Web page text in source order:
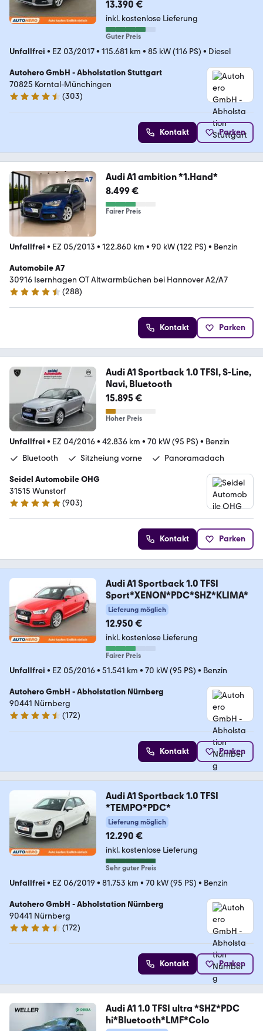
13.390 €
inkl. kostenlose Lieferung
Guter Preis
Unfallfrei • EZ 03/2017• 115.681 km • 85 kW (116 PS) • Diesel
Autohero GmbH - Abholstation Stuttgart
70825 Korntal-Münchingen
4.4 Sterne
(303)
Kontakt Parken
Audi A1 ambition *1.Hand*
8.499 €
Fairer Preis
Unfallfrei • EZ 05/2013 • 122.860 km • 90 kW (122 PS) • Benzin
Automobile A7
30916 Isernhagen OT Altwarmbüchen bei Hannover A2/A7
4.7 Sterne
(288)
Kontakt Parken
Audi A1 Sportback 1.0 TFSI, S-Line,
Navi, Bluetooth
15.895 €
Hoher Preis
Unfallfrei • EZ 04/2016• 42.836 km • 70 kW (95 PS) • Benzin
Bluetooth
Sitzheiung vorne Panoramadach
Seidel Automobile OHG
31515 Wunstorf
4.9 Sterne
(903)
Kontakt Parken
Audi A1 Sportback 1.0 TFSI
Sport*XENON*PDC*SHZ*KLIMA*
Lieferung möglich
12.950 €
inkl. kostenlose Lieferung
Fairer Preis
Unfallfrei • EZ 05/2016• 51.541 km • 70 kW (95 PS) • Benzin
Autohero GmbH - Abholstation Nürnberg
90441 Nürnberg
4.5 Sterne
(172)
Kontakt Parken
Audi A1 Sportback 1.0 TFSI
*TEMPO*PDC*
Lieferung möglich
12.290 €
inkl. kostenlose Lieferung
Sehr guter Preis
Unfallfrei • EZ 06/2019 • 81.753 km • 70 kW (95 PS) • Benzin
Autohero GmbH - Abholstation Nürnberg
90441 Nürnberg
4.5 Sterne
(172)
Kontakt Parken
Audi A1 1.0 TFSI ultra *SHZ*PDC
hi*Bluetooth*LMF*Colo